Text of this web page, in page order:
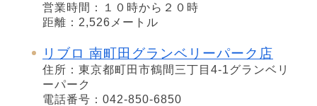
営業時間：１０時から２０時
距離：2,526メートル
リブロ 南町田グランベリーパーク店
住所：東京都町田市鶴間三丁目4-1グランベリ
ーパーク
電話番号：042-850-6850